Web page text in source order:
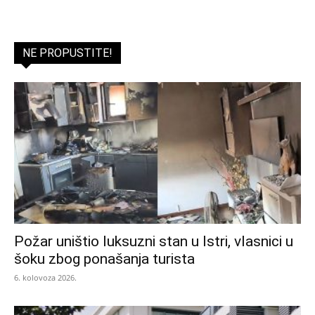
NE PROPUSTITE!
Požar uništio luksuzni stan u Istri, vlasnici u
šoku zbog ponašanja turista
6. kolovoza 2026.